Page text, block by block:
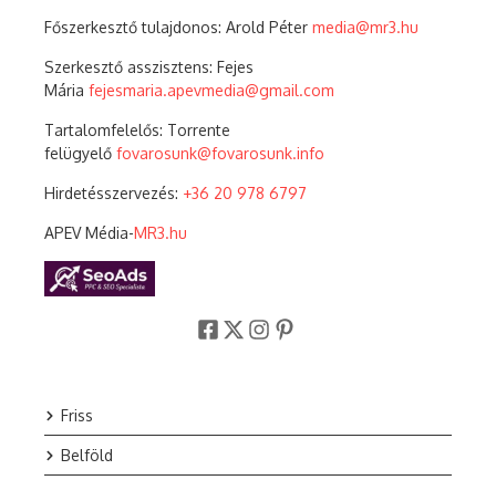
Főszerkesztő tulajdonos: Arold Péter media@mr3.hu
Szerkesztő asszisztens: Fejes
Mária fejesmaria.apevmedia@gmail.com
Tartalomfelelős: Torrente
felügyelő fovarosunk@fovarosunk.info
Hirdetésszervezés: +36 20 978 6797
APEV Média-MR3.hu
Friss
Belföld